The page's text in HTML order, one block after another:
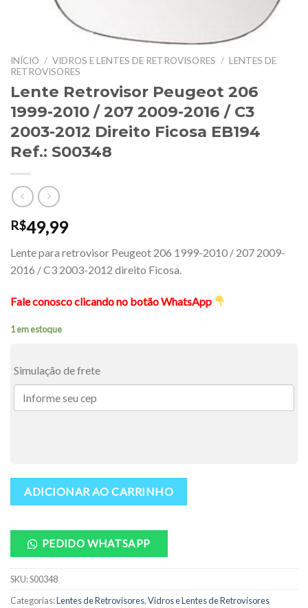
INÍCIO / VIDROS E LENTES DE RETROVISORES / LENTES DE
RETROVISORES
Lente Retrovisor Peugeot 206
1999-2010 / 207 2009-2016 / C3
2003-2012 Direito Ficosa EB194
Ref.: S00348
R$49,99
Lente para retrovisor Peugeot 206 1999-2010 / 207 2009-
2016 / C3 2003-2012 direito Ficosa.
Fale conosco clicando no botão WhatsApp
1 em estoque
Simulação de frete
ADICIONAR AO CARRINHO
PEDIDO WHATSAPP
SKU:S00348
Categorias:Lentes de Retrovisores,Vidros e Lentes de Retrovisores